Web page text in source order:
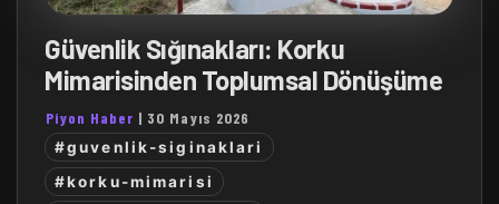
Güvenlik Sığınakları: Korku
Mimarisinden Toplumsal Dönüşüme
Piyon Haber | 30 Mayıs 2026
#guvenlik-siginaklari
#korku-mimarisi